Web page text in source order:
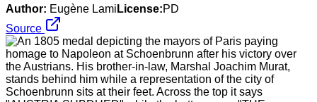
Author: Eugène Lami License:PD
Source